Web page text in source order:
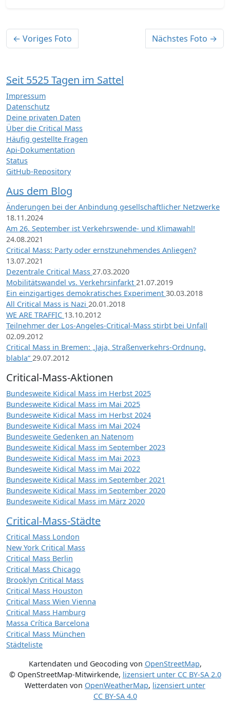
← Voriges Foto Nächstes Foto →
Seit 5525 Tagen im Sattel
Impressum
Datenschutz
Deine privaten Daten
Über die Critical Mass
Häufig gestellte Fragen
Api-Dokumentation
Status
GitHub-Repository
Aus dem Blog
Änderungen bei der Anbindung gesellschaftlicher Netzwerke
18.11.2024
Am 26. September ist Verkehrswende- und Klimawahl!
24.08.2021
Critical Mass: Party oder ernstzunehmendes Anliegen?
13.07.2021
Dezentrale Critical Mass 27.03.2020
Mobilitätswandel vs. Verkehrsinfarkt 21.07.2019
Ein einzigartiges demokratisches Experiment 30.03.2018
All Critical Mass is Nazi 20.01.2018
WE ARE TRAFFIC 13.10.2012
Teilnehmer der Los-Angeles-Critical-Mass stirbt bei Unfall
02.09.2012
Critical Mass in Bremen: „Jaja, Straßenverkehrs-Ordnung,
blabla“ 29.07.2012
Critical-Mass-Aktionen
Bundesweite Kidical Mass im Herbst 2025
Bundesweite Kidical Mass im Mai 2025
Bundesweite Kidical Mass im Herbst 2024
Bundesweite Kidical Mass im Mai 2024
Bundesweite Gedenken an Natenom
Bundesweite Kidical Mass im September 2023
Bundesweite Kidical Mass im Mai 2023
Bundesweite Kidical Mass im Mai 2022
Bundesweite Kidical Mass im September 2021
Bundesweite Kidical Mass im September 2020
Bundesweite Kidical Mass im März 2020
Critical-Mass-Städte
Critical Mass London
New York Critical Mass
Critical Mass Berlin
Critical Mass Chicago
Brooklyn Critical Mass
Critical Mass Houston
Critical Mass Wien Vienna
Critical Mass Hamburg
Massa Crítica Barcelona
Critical Mass München
Städteliste
Kartendaten und Geocoding von OpenStreetMap,
© OpenStreetMap-Mitwirkende, lizensiert unter CC BY-SA 2.0
Wetterdaten von OpenWeatherMap, lizensiert unter
CC BY-SA 4.0